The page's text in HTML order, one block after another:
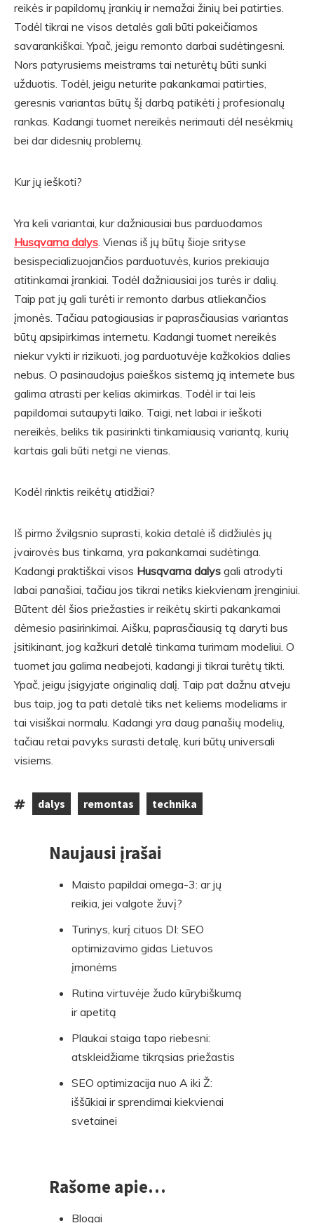
reikės ir papildomų įrankių ir nemažai žinių bei patirties.
Todėl tikrai ne visos detalės gali būti pakeičiamos
savarankiškai. Ypač, jeigu remonto darbai sudėtingesni.
Nors patyrusiems meistrams tai neturėtų būti sunki
užduotis. Todėl, jeigu neturite pakankamai patirties,
geresnis variantas būtų šį darbą patikėti į profesionalų
rankas. Kadangi tuomet nereikės nerimauti dėl nesėkmių
bei dar didesnių problemų.
Kur jų ieškoti?
Yra keli variantai, kur dažniausiai bus parduodamos
Husqvarna dalys. Vienas iš jų būtų šioje srityse
besispecializuojančios parduotuvės, kurios prekiauja
atitinkamai įrankiai. Todėl dažniausiai jos turės ir dalių.
Taip pat jų gali turėti ir remonto darbus atliekančios
įmonės. Tačiau patogiausias ir paprasčiausias variantas
būtų apsipirkimas internetu. Kadangi tuomet nereikės
niekur vykti ir rizikuoti, jog parduotuvėje kažkokios dalies
nebus. O pasinaudojus paieškos sistemą ją internete bus
galima atrasti per kelias akimirkas. Todėl ir tai leis
papildomai sutaupyti laiko. Taigi, net labai ir ieškoti
nereikės, beliks tik pasirinkti tinkamiausią variantą, kurių
kartais gali būti netgi ne vienas.
Kodėl rinktis reikėtų atidžiai?
Iš pirmo žvilgsnio suprasti, kokia detalė iš didžiulės jų
įvairovės bus tinkama, yra pakankamai sudėtinga.
Kadangi praktiškai visos Husqvarna dalys gali atrodyti
labai panašiai, tačiau jos tikrai netiks kiekvienam įrenginiui.
Būtent dėl šios priežasties ir reikėtų skirti pakankamai
dėmesio pasirinkimai. Aišku, paprasčiausią tą daryti bus
įsitikinant, jog kažkuri detalė tinkama turimam modeliui. O
tuomet jau galima neabejoti, kadangi ji tikrai turėtų tikti.
Ypač, jeigu įsigyjate originalią dalį. Taip pat dažnu atveju
bus taip, jog ta pati detalė tiks net keliems modeliams ir
tai visiškai normalu. Kadangi yra daug panašių modelių,
tačiau retai pavyks surasti detalę, kuri būtų universali
visiems.
Tags:
dalys
remontas
technika
Naujausi įrašai
Maisto papildai omega-3: ar jų
reikia, jei valgote žuvį?
Turinys, kurį cituos DI: SEO
optimizavimo gidas Lietuvos
įmonėms
Rutina virtuvėje žudo kūrybiškumą
ir apetitą
Plaukai staiga tapo riebesni:
atskleidžiame tikrąsias priežastis
SEO optimizacija nuo A iki Ž:
iššūkiai ir sprendimai kiekvienai
svetainei
Rašome apie…
Blogai